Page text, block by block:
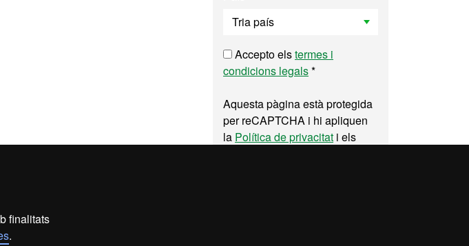
finalitats
.
Accepto elstermes i
condicions legals*
Aquesta pàgina està protegida
per reCAPTCHA i hi apliquen
la Política de privacitat i els